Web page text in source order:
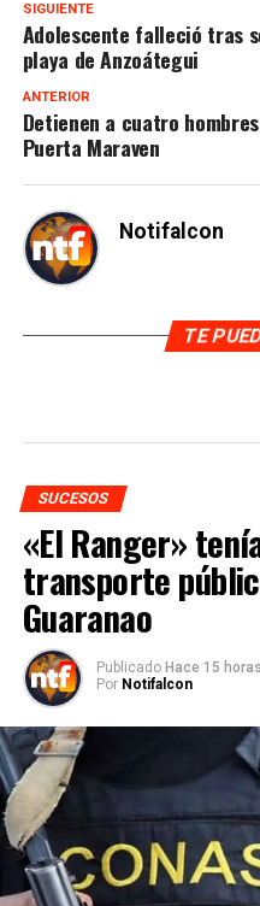
SIGUIENTE
Adolescente falleció tras
playa de Anzoátegui
ANTERIOR
Detienen a cuatro
Puerta Maraven
Notifalcon
TE
SUCESOS
«El Ranger»
transporte
Guaranao
Publicado Hace 15 horas
Por Notifalcon